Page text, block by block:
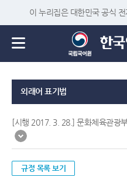
이 누리집은 대한민국 공식
외래어 표기법
[시행 2017. 3. 28.] 문화체육관광
규정 목록 보기